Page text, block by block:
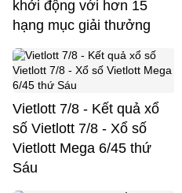
khởi động với hơn 15
hạng mục giải thưởng
Vietlott 7/8 - Kết quả xổ
số Vietlott 7/8 - Xổ số
Vietlott Mega 6/45 thứ
Sáu